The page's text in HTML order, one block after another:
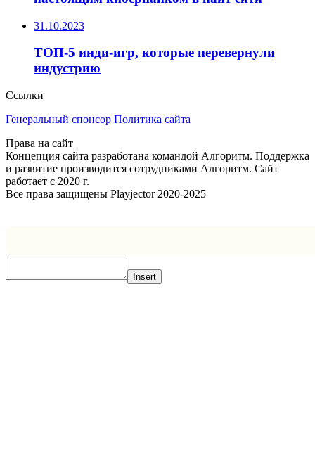
31.10.2023
ТОП-5 инди-игр, которые перевернули
индустрию
Ссылки
Генеральный спонсор Политика сайта
Права на сайт
Концепция сайта разработана командой Алгоритм. Поддержка
и развитие производится сотрудниками Алгоритм. Сайт
работает с 2020 г.
Все права защищены Playjector 2020-2025
Insert